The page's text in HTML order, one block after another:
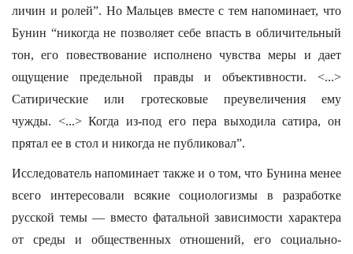
личин и ролей”. Но Мальцев вместе с тем напоминает, что
Бунин “никогда не позволяет себе впасть в обличительный
тон, его повествование исполнено чувства меры и дает
ощущение предельной правды и объективности. <...>
Сатирические или гротесковые преувеличения ему
чужды. <...> Когда из-под его пера выходила сатира, он
прятал ее в стол и никогда не публиковал”.
Исследователь напоминает также и о том, что Бунина менее
всего интересовали всякие социологизмы в разработке
русской темы — вместо фатальной зависимости характера
от среды и общественных отношений, его социально-